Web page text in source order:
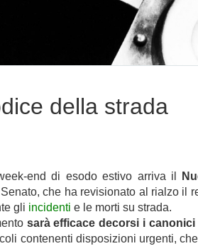
della strada
end di esodo estivo arriva il
che ha revisionato al rialzo il
gli incidenti e le morti su strada.
sarà efficace decorsi i
contenenti disposizioni urgenti,